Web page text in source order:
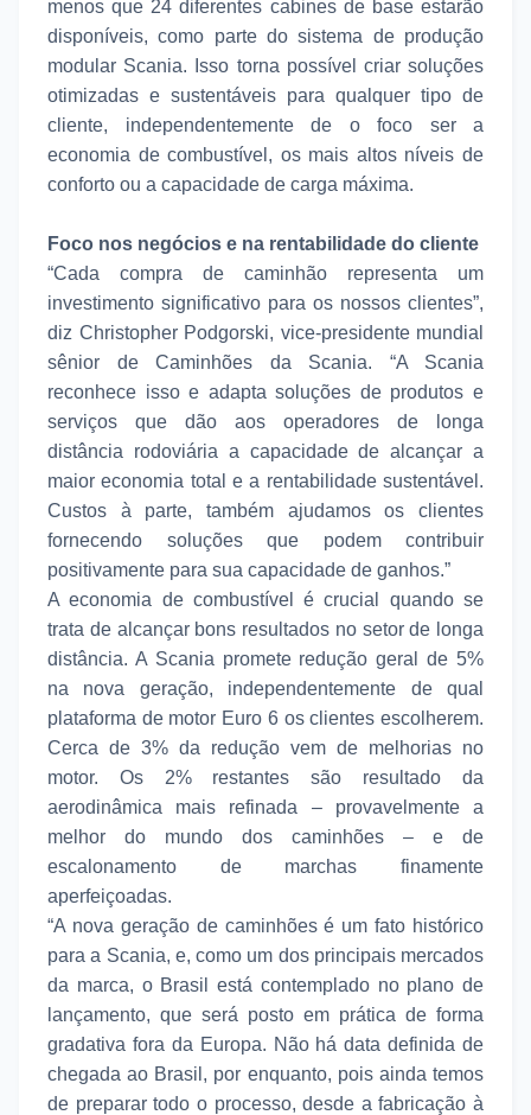
menos que 24 diferentes cabines de base estarão
disponíveis, como parte do sistema de produção
modular Scania. Isso torna possível criar soluções
otimizadas e sustentáveis para qualquer tipo de
cliente, independentemente de o foco ser a
economia de combustível, os mais altos níveis de
conforto ou a capacidade de carga máxima.
Foco nos negócios e na rentabilidade do cliente
“Cada compra de caminhão representa um
investimento significativo para os nossos clientes”,
diz Christopher Podgorski, vice-presidente mundial
sênior de Caminhões da Scania. “A Scania
reconhece isso e adapta soluções de produtos e
serviços que dão aos operadores de longa
distância rodoviária a capacidade de alcançar a
maior economia total e a rentabilidade sustentável.
Custos à parte, também ajudamos os clientes
fornecendo soluções que podem contribuir
positivamente para sua capacidade de ganhos.”
A economia de combustível é crucial quando se
trata de alcançar bons resultados no setor de longa
distância. A Scania promete redução geral de 5%
na nova geração, independentemente de qual
plataforma de motor Euro 6 os clientes escolherem.
Cerca de 3% da redução vem de melhorias no
motor. Os 2% restantes são resultado da
aerodinâmica mais refinada – provavelmente a
melhor do mundo dos caminhões – e de
escalonamento de marchas finamente
aperfeiçoadas.
“A nova geração de caminhões é um fato histórico
para a Scania, e, como um dos principais mercados
da marca, o Brasil está contemplado no plano de
lançamento, que será posto em prática de forma
gradativa fora da Europa. Não há data definida de
chegada ao Brasil, por enquanto, pois ainda temos
de preparar todo o processo, desde a fabricação à